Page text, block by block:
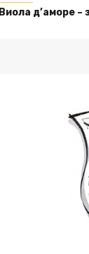
Виола д’аморе –